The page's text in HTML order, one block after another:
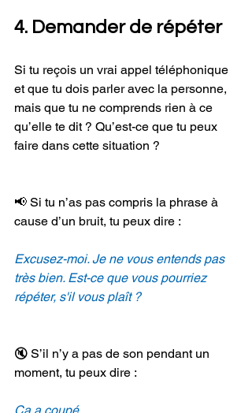
4. Demander de répéter
Si tu reçois un vrai appel téléphonique
et que tu dois parler avec la personne,
mais que tu ne comprends rien à ce
qu’elle te dit ? Qu’est-ce que tu peux
faire dans cette situation ?
📢 Si tu n’as pas compris la phrase à
cause d’un bruit, tu peux dire :
Excusez-moi. Je ne vous entends pas
très bien. Est-ce que vous pourriez
répéter, s'il vous plaît ?
🔇 S’il n’y a pas de son pendant un
moment, tu peux dire :